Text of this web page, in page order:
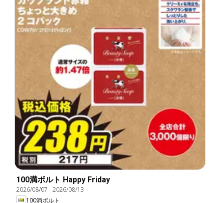
100満ボルト Happy Friday
2026/08/07 -2026/08/13
100満ボルト